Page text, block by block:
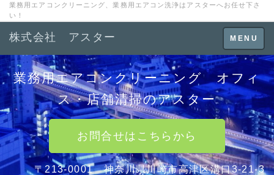
業務用エアコンクリーニング、業務用エアコン洗浄はアスターへお任せ下さ
い！
Toggle
navigation
MENU
株式会社 アスター
業務用エアコンクリーニング オフィ
ス・店舗清掃のアスター
お問合せはこちらから
〒213-0001 神奈川県川崎市高津区溝口3-21-3